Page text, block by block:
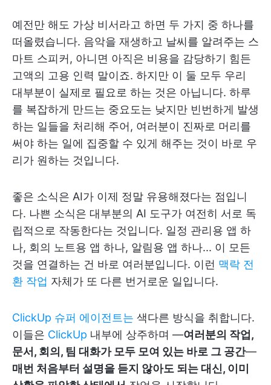
예전만 해도 가상 비서라고 하면 두 가지 중 하나를
떠올렸습니다. 음악을 재생하고 날씨를 알려주는 스
마트 스피커, 아니면 아직은 비용을 감당하기 힘든
고액의 고용 인력 말이죠. 하지만 이 둘 모두 우리
대부분이 실제로 필요로 하는 것은 아닙니다. 하루
를 복잡하게 만드는 중요도는 낮지만 빈번하게 발생
하는 일들을 처리해 주어, 여러분이 진짜로 머리를
써야 하는 일에 집중할 수 있게 해주는 것이 바로 우
리가 원하는 것입니다.
좋은 소식은 AI가 이제 정말 유용해졌다는 점입니
다. 나쁜 소식은 대부분의 AI 도구가 여전히 서로 독
립적으로 작동한다는 것입니다. 일정 관리용 앱 하
나, 회의 노트용 앱 하나, 알림용 앱 하나... 이 모든
것을 연결하는 건 바로 여러분입니다. 이런 맥락 전
환 작업 자체가 또 다른 번거로운 일입니다.
ClickUp 슈퍼 에이전트는 색다른 방식을 취합니다.
이들은 ClickUp 내부에 상주하며 —여러분의 작업,
문서, 회의, 팀 대화가 모두 모여 있는 바로 그 공간—
매번 처음부터 설명을 듣지 않아도 되는 대신, 이미